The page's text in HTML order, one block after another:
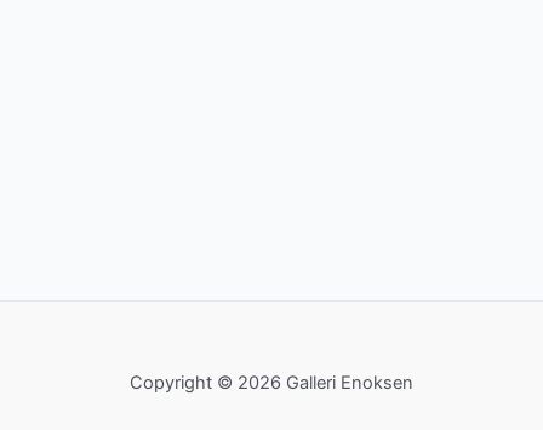
Copyright © 2026 Galleri Enoksen